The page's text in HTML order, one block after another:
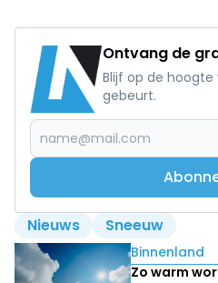
Ontvang de
Blijf op de
gebeurt.
Nieuws Sneeuw
Lees ook
Binnenland
Zo warm